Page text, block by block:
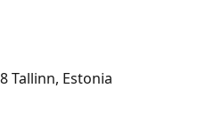
Tallinn, Estonia